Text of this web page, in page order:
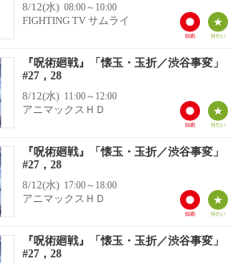
8/12(水) 08:00～10:00
FIGHTING TV サムライ
『呪術廻戦』「懐玉・玉折／渋谷事変」
#27，28
8/12(水) 11:00～12:00
アニマックスＨＤ
『呪術廻戦』「懐玉・玉折／渋谷事変」
#27，28
8/12(水) 17:00～18:00
アニマックスＨＤ
『呪術廻戦』「懐玉・玉折／渋谷事変」
#27，28